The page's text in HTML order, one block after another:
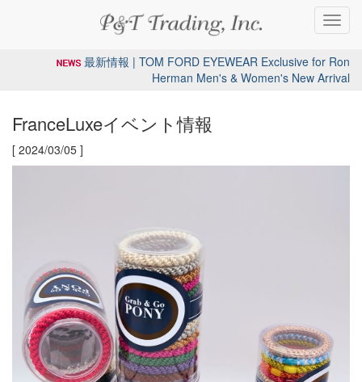
最新情報 | TOM FORD EYEWEAR Exclusive for Ron
Herman Men's & Women's New Arrival
FranceLuxeイベント情報
[ 2024/03/05 ]